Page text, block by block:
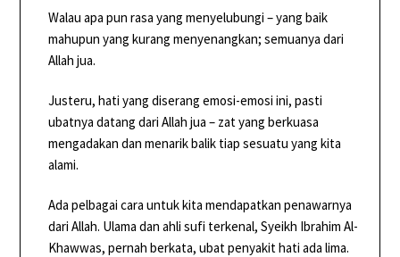
Walau apa pun rasa yang menyelubungi – yang baik
mahupun yang kurang menyenangkan; semuanya dari
Allah jua.
Justeru, hati yang diserang emosi-emosi ini, pasti
ubatnya datang dari Allah jua – zat yang berkuasa
mengadakan dan menarik balik tiap sesuatu yang kita
alami.
Ada pelbagai cara untuk kita mendapatkan penawarnya
dari Allah. Ulama dan ahli sufi terkenal, Syeikh Ibrahim Al-
Khawwas, pernah berkata, ubat penyakit hati ada lima.